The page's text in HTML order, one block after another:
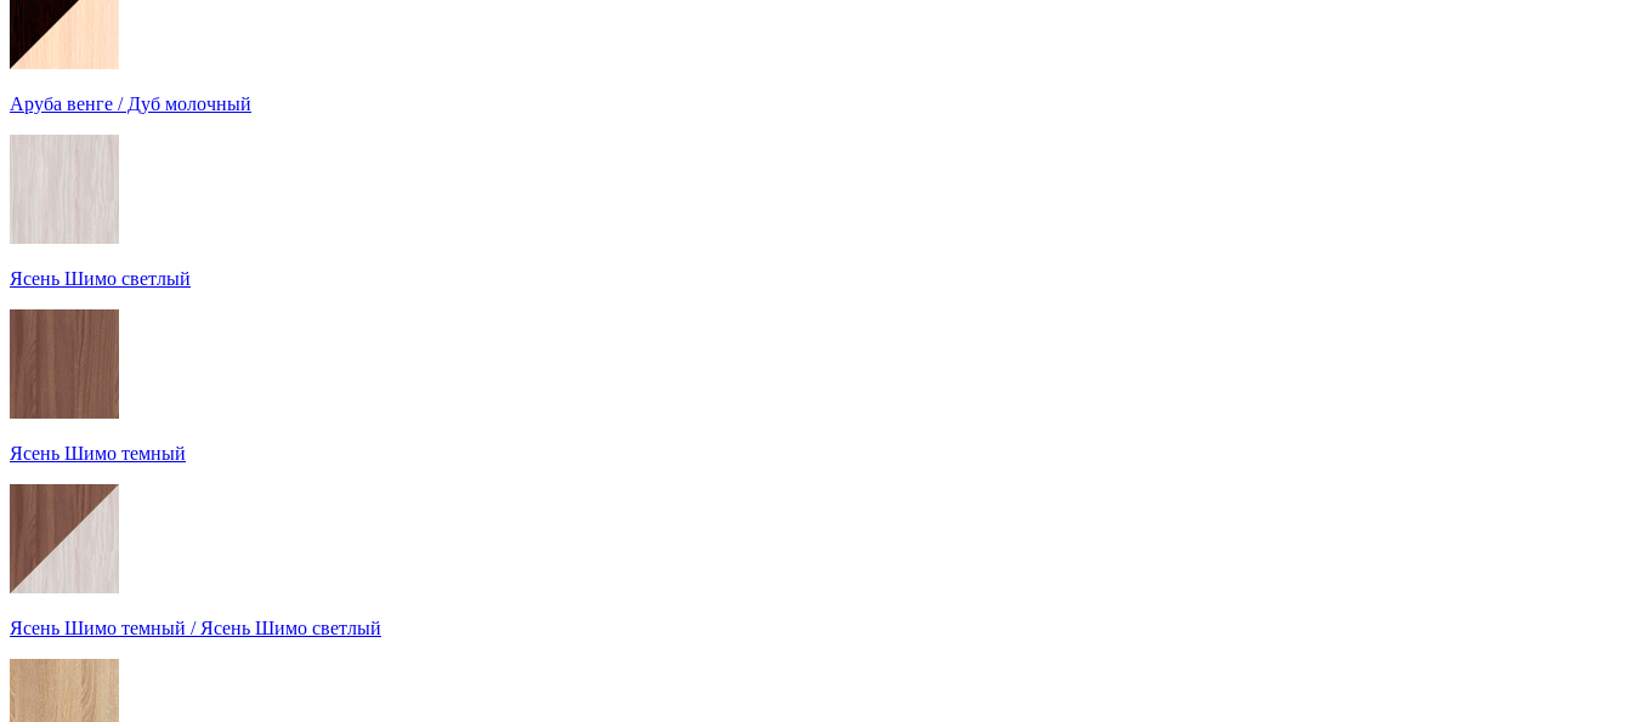
Аруба венге / Дуб молочный
Ясень Шимо светлый
Ясень Шимо темный
Ясень Шимо темный / Ясень Шимо светлый